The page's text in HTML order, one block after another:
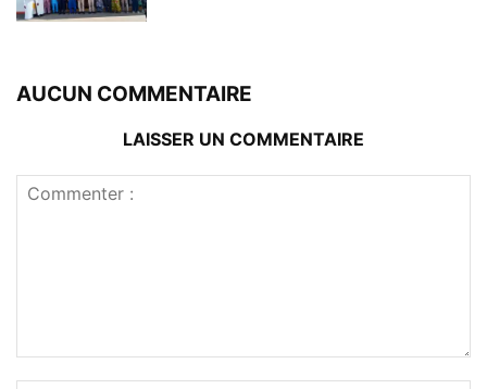
AUCUN COMMENTAIRE
LAISSER UN COMMENTAIRE